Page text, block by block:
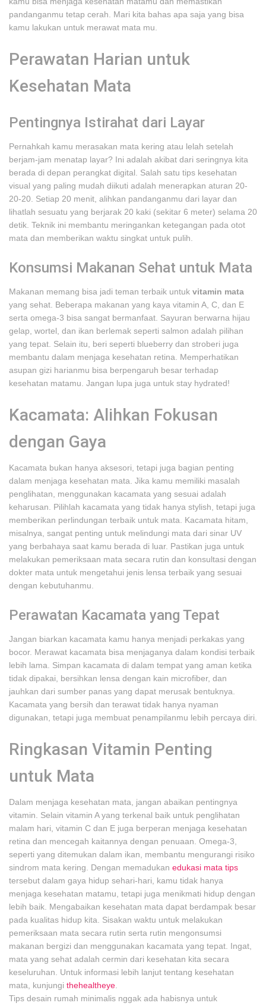
pandanganmu tetap cerah. Mari kita bahas apa saja yang bisa
kamu lakukan untuk merawat mata mu.
Perawatan Harian untuk
Kesehatan Mata
Pentingnya Istirahat dari Layar
Pernahkah kamu merasakan mata kering atau lelah setelah
berjam-jam menatap layar? Ini adalah akibat dari seringnya kita
berada di depan perangkat digital. Salah satu tips kesehatan
visual yang paling mudah diikuti adalah menerapkan aturan 20-
20-20. Setiap 20 menit, alihkan pandanganmu dari layar dan
lihatlah sesuatu yang berjarak 20 kaki (sekitar 6 meter) selama 20
detik. Teknik ini membantu meringankan ketegangan pada otot
mata dan memberikan waktu singkat untuk pulih.
Konsumsi Makanan Sehat untuk Mata
Makanan memang bisa jadi teman terbaik untuk vitamin mata
yang sehat. Beberapa makanan yang kaya vitamin A, C, dan E
serta omega-3 bisa sangat bermanfaat. Sayuran berwarna hijau
gelap, wortel, dan ikan berlemak seperti salmon adalah pilihan
yang tepat. Selain itu, beri seperti blueberry dan stroberi juga
membantu dalam menjaga kesehatan retina. Memperhatikan
asupan gizi harianmu bisa berpengaruh besar terhadap
kesehatan matamu. Jangan lupa juga untuk stay hydrated!
Kacamata: Alihkan Fokusan
dengan Gaya
Kacamata bukan hanya aksesori, tetapi juga bagian penting
dalam menjaga kesehatan mata. Jika kamu memiliki masalah
penglihatan, menggunakan kacamata yang sesuai adalah
keharusan. Pilihlah kacamata yang tidak hanya stylish, tetapi juga
memberikan perlindungan terbaik untuk mata. Kacamata hitam,
misalnya, sangat penting untuk melindungi mata dari sinar UV
yang berbahaya saat kamu berada di luar. Pastikan juga untuk
melakukan pemeriksaan mata secara rutin dan konsultasi dengan
dokter mata untuk mengetahui jenis lensa terbaik yang sesuai
dengan kebutuhanmu.
Perawatan Kacamata yang Tepat
Jangan biarkan kacamata kamu hanya menjadi perkakas yang
bocor. Merawat kacamata bisa menjaganya dalam kondisi terbaik
lebih lama. Simpan kacamata di dalam tempat yang aman ketika
tidak dipakai, bersihkan lensa dengan kain microfiber, dan
jauhkan dari sumber panas yang dapat merusak bentuknya.
Kacamata yang bersih dan terawat tidak hanya nyaman
digunakan, tetapi juga membuat penampilanmu lebih percaya diri.
Ringkasan Vitamin Penting
untuk Mata
Dalam menjaga kesehatan mata, jangan abaikan pentingnya
vitamin. Selain vitamin A yang terkenal baik untuk penglihatan
malam hari, vitamin C dan E juga berperan menjaga kesehatan
retina dan mencegah kaitannya dengan penuaan. Omega-3,
seperti yang ditemukan dalam ikan, membantu mengurangi risiko
sindrom mata kering. Dengan memadukan edukasi mata tips
tersebut dalam gaya hidup sehari-hari, kamu tidak hanya
menjaga kesehatan matamu, tetapi juga menikmati hidup dengan
lebih baik. Mengabaikan kesehatan mata dapat berdampak besar
pada kualitas hidup kita. Sisakan waktu untuk melakukan
pemeriksaan mata secara rutin serta rutin mengonsumsi
makanan bergizi dan menggunakan kacamata yang tepat. Ingat,
mata yang sehat adalah cermin dari kesehatan kita secara
keseluruhan. Untuk informasi lebih lanjut tentang kesehatan
mata, kunjungi thehealtheye
Tips desain rumah minimalis nggak ada habisnya untuk